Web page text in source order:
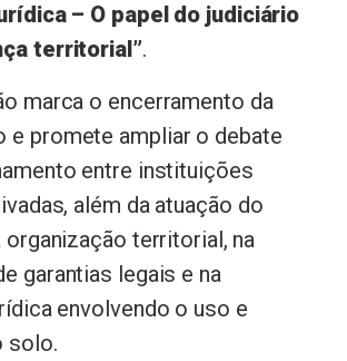
– O papel do judiciário
territorial”.
marca o encerramento da
e promete ampliar o debate
entre instituições
além da atuação do
territorial, na
garantias legais e na
envolvendo o uso e
solo.